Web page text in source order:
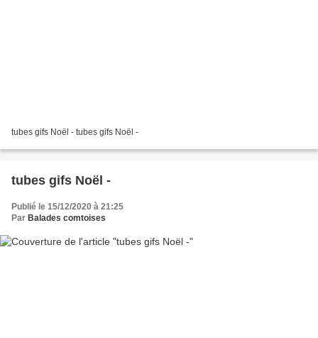
tubes gifs Noël - tubes gifs Noël -
tubes gifs Noël -
Publié le 15/12/2020 à 21:25
Par Balades comtoises